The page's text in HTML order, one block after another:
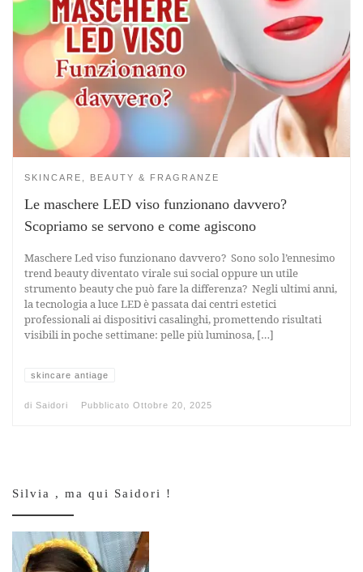
SKINCARE, BEAUTY & FRAGRANZE
Le maschere LED viso funzionano davvero?
Scopriamo se servono e come agiscono
Maschere Led viso funzionano davvero? Sono solo l’ennesimo
trend beauty diventato virale sui social oppure un utile
strumento beauty che può fare la differenza? Negli ultimi anni,
la tecnologia a luce LED è passata dai centri estetici
professionali ai dispositivi casalinghi, promettendo risultati
visibili in poche settimane: pelle più luminosa, […]
skincare antiage
di Saidori Pubblicato Ottobre 20, 2025
Silvia , ma qui Saidori !